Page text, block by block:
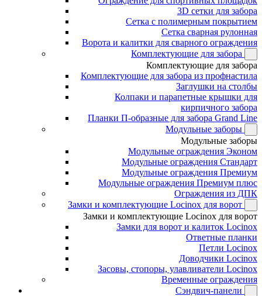
3D сетки для забора
Сетка с полимерным покрытием
Сетка сварная рулонная
Ворота и калитки для сварного ограждения
Комплектующие для забора
Комплектующие для забора
Комплектующие для забора из профнастила
Заглушки на столбы
Колпаки и парапетные крышки для
кирпичного забора
Планки П-образные для забора Grand Line
Модульные заборы
Модульные заборы
Модульные ограждения Эконом
Модульные ограждения Стандарт
Модульные ограждения Премиум
Модульные ограждения Премиум плюс
Ограждения из ДПК
Замки и комплектующие Locinox для ворот
Замки и комплектующие Locinox для ворот
Замки для ворот и калиток Locinox
Ответные планки
Петли Locinox
Доводчики Locinox
Засовы, стопоры, улавливатели Locinox
Временные ограждения
Сэндвич-панели